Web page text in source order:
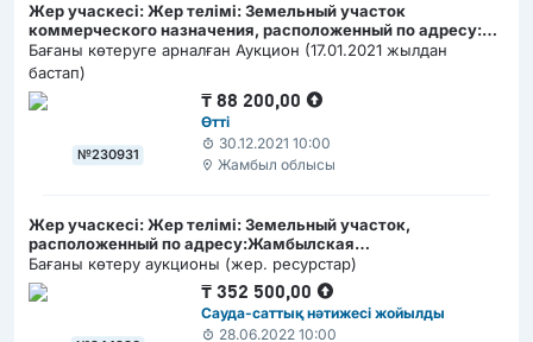
Жер учаскесі: Жер телімі: Земельный участок
коммерческого назначения, расположенный по адресу:
с.Кордай, ул.Шурина № 29 "Г", Кордайского с/о,
Кордайского района, Жамбылской области/ Кәсіпкерлік
мақсаттағы жер телімі, орналасқан мекен-жайы: Жамбыл
облысы, Қордай ауданы, Қордай а/о, Қордай ауылы, Шурин
Бағаны көтеруге арналған Аукцион (17.01.2021 жылдан
бастап)
№230931
₸88 200,00
Өтті
30.12.2021 10:00
Жамбыл облысы
Жер учаскесі: Жер телімі: Земельный участок,
расположенный по адресу:Жамбылская
область,Кордайский район, село Отар, по улице Зангар,
№10 Д / Жамбыл облысы, Қордай ауданы, Отар ауылы,
Заңғар көшесі, №10 Д мекен-жайда орналасқан жер
Бағаны көтеру аукционы (жер. ресурстар)
₸352 500,00
Сауда-саттық нәтижесі жойылды
28.06.2022 10:00